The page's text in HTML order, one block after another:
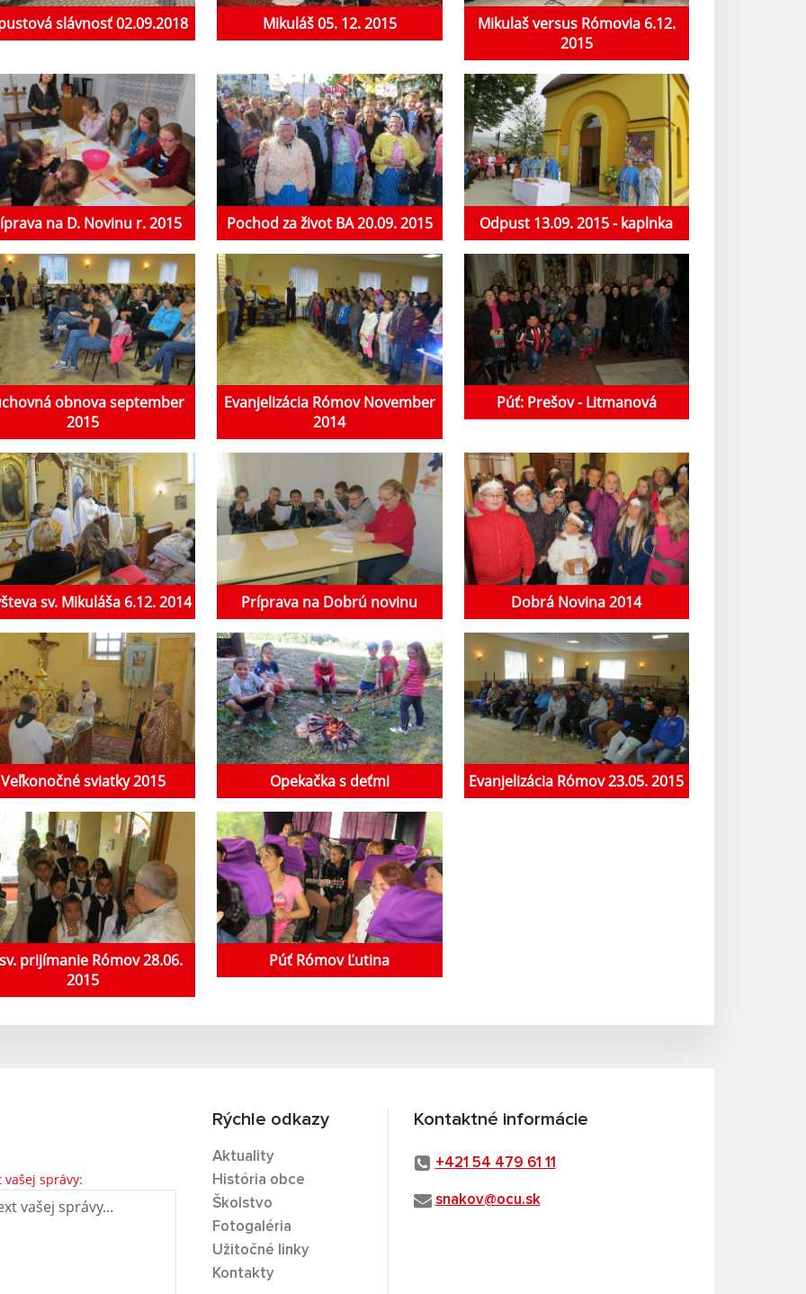
slávnosť 02.09.2018 Mikuláš 05. 12. 2015
Mikulaš versus Rómovia 6.12.
2015
na D. Novinu r. 2015 Pochod za život BA 20.09. 2015 Odpust 13.09. 2015 - kaplnka
obnova september
2015
Evanjelizácia Rómov November
2014
Púť: Prešov - Litmanová
sv. Mikuláša 6.12. 2014 Príprava na Dobrú novinu Dobrá Novina 2014
Veľkonočné sviatky 2015 Opekačka s deťmi Evanjelizácia Rómov 23.05. 2015
prijímanie Rómov 28.06.
2015
Púť Rómov Ľutina
vašej správy:
Rýchle odkazy
Aktuality
História obce
Školstvo
Fotogaléria
Užitočné linky
Kontakty
Kontaktné informácie
+421 54 479 61 11
snakov@ocu.sk